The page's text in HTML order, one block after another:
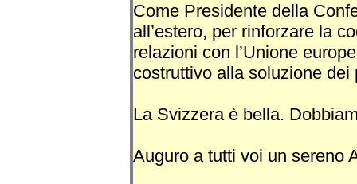
Come Presidente della
all’estero, per rinforzare la
relazioni con l’Unione
costruttivo alla soluzione dei
La Svizzera è bella.
Auguro a tutti voi un sereno